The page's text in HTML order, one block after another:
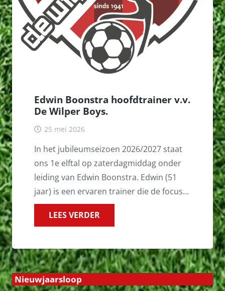
Edwin Boonstra hoofdtrainer v.v.
De Wilper Boys.
25 mei 2026
In het jubileumseizoen 2026/2027 staat
ons 1e elftal op zaterdagmiddag onder
leiding van Edwin Boonstra. Edwin (51
jaar) is een ervaren trainer die de focus…
LEES VERDER
Nieuwjaarsloop